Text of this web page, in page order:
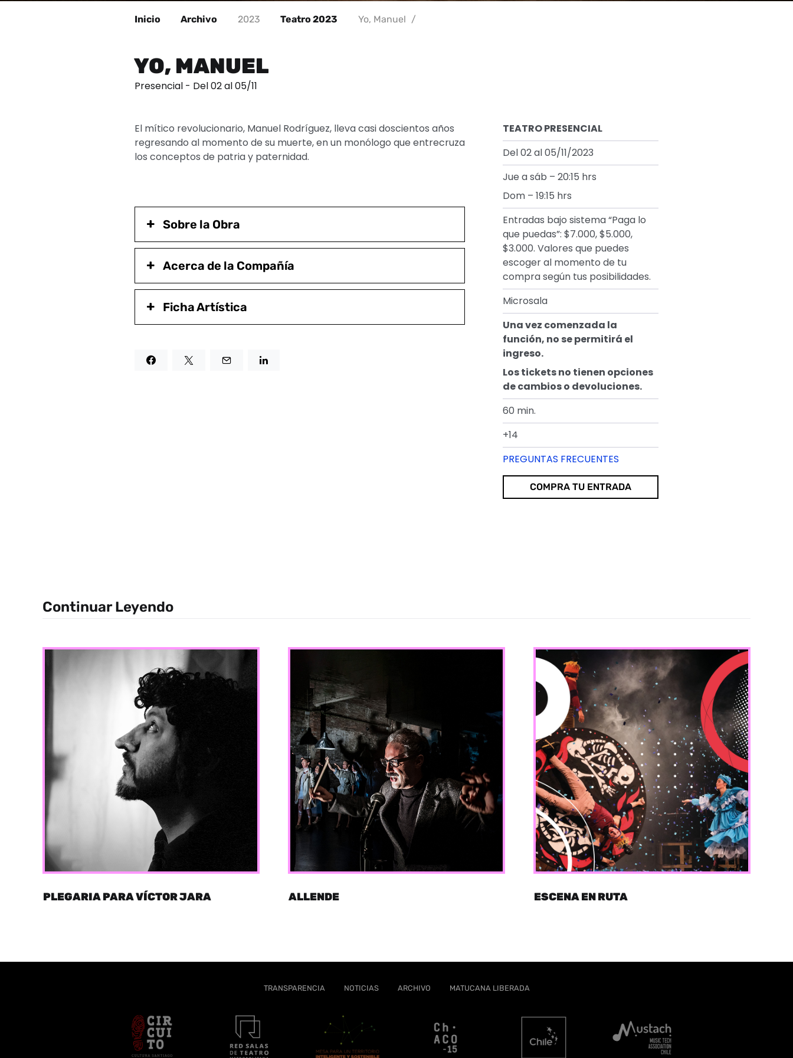
Inicio Archivo 2023 Teatro 2023 Yo, Manuel /
YO, MANUEL
Presencial - Del 02 al 05/11
El mítico revolucionario, Manuel Rodríguez, lleva casi doscientos años
regresando al momento de su muerte, en un monólogo que entrecruza
los conceptos de patria y paternidad.
Sobre la Obra
Acerca de la Compañía
Ficha Artística
TEATRO PRESENCIAL
Del 02 al 05/11/2023
Jue a sáb – 20:15 hrs
Dom – 19:15 hrs
Entradas bajo sistema “Paga lo
que puedas”: $7.000, $5.000,
$3.000. Valores que puedes
escoger al momento de tu
compra según tus posibilidades.
Microsala
Una vez comenzada la
función, no se permitirá el
ingreso.
Los tickets no tienen opciones
de cambios o devoluciones.
60 min.
+14
PREGUNTAS FRECUENTES
COMPRA TU ENTRADA
Continuar Leyendo
PLEGARIA PARA VÍCTOR JARA ALLENDE ESCENA EN RUTA
TRANSPARENCIA NOTICIAS ARCHIVO MATUCANA LIBERADA